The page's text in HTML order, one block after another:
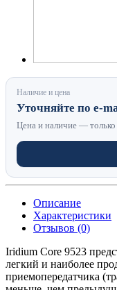
Наличие и цена
Уточняйте по e-
Цена и наличие —
Описание
Характеристики
Отзывов (0)
Iridium Core 9523
легкий и наиболее
приемопередатчика